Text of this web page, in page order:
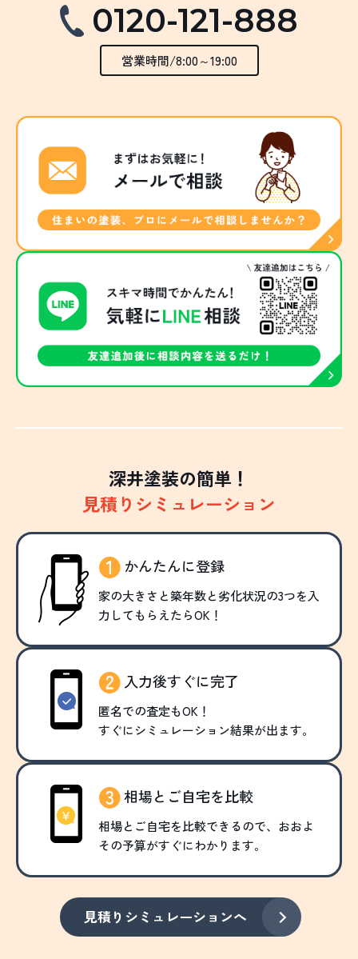
0120-121-888
営業時間/8:00～19:00
深井塗装の簡単！
見積りシミュレーション
かんたんに登録
家の大きさと築年数と劣化状況の3つを入
力してもらえたらOK！
入力後すぐに完了
匿名での査定もOK！
すぐにシミュレーション結果が出ます。
相場とご自宅を比較
相場とご自宅を比較できるので、おおよ
その予算がすぐにわかります。
見積りシミュレーションへ